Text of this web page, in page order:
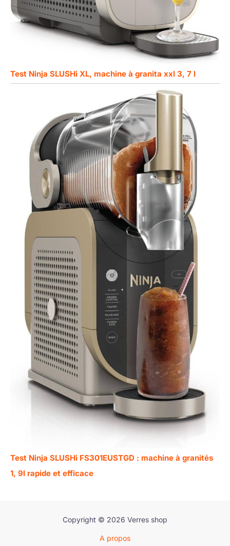
Test Ninja SLUSHi XL, machine à granita xxl 3, 7 l
Test Ninja SLUSHi FS301EUSTGD : machine à granités
1, 9l rapide et efficace
Copyright © 2026 Verres shop
A propos